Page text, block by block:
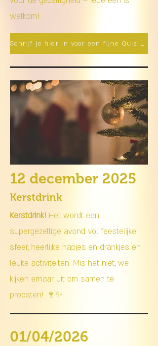
welkom!
Schrijf je hier in voor een fijne Quiz-avond!
12 december 2025
Kerstdrink
Kerstdrink! Het wordt een
supergezellige avond vol feestelijke
sfeer, heerlijke hapjes en drankjes en
leuke activiteiten. Mis het niet, we
kijken ernaar uit om samen te
proosten! 🍷✨
01/04/2026